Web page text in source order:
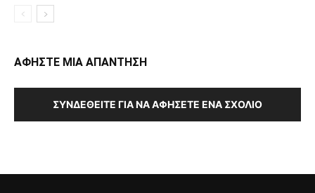
ΑΦΗΣΤΕ ΜΙΑ ΑΠΑΝΤΗΣΗ
ΣΥΝΔΕΘΕΊΤΕ ΓΙΑ ΝΑ ΑΦΉΣΕΤΕ ΈΝΑ ΣΧΌΛΙΟ